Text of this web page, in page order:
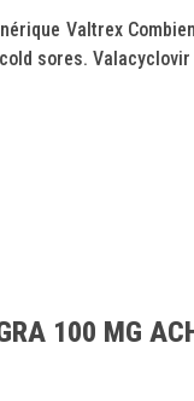
Valtrex
sores.
100 MG